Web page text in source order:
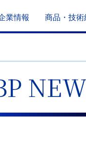
業情報 商品・技術